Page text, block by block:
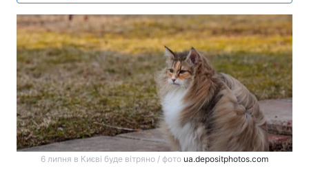
6 липня в Києві буде вітряно / фото ua.depositphotos.com